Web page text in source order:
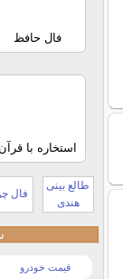
فال حافظ
استخاره با قرآن
طالع بینی
هندی
فال
قیمت خودرو